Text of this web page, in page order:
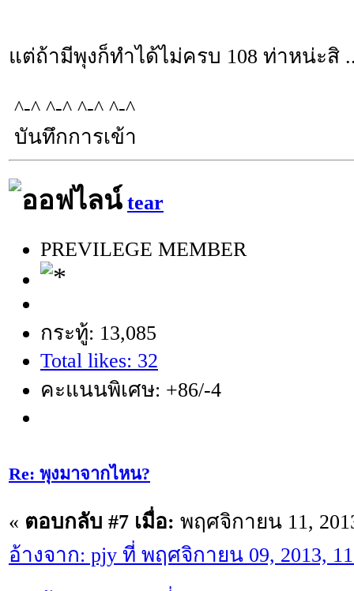
แต่ถ้ามีพุงก็ทำได้ไม่ครบ 108 ท่าหน่ะสิ
^-^ ^-^ ^-^ ^-^
บันทึกการเข้า
tear
PREVILEGE MEMBER
กระทู้: 13,085
Total likes: 32
คะแนนพิเศษ: +86/-4
Re: พุงมาจากไหน?
« ตอบกลับ #7 เมื่อ: พฤศจิกายน 11,
อ้างจาก: pjy ที่ พฤศจิกายน 09, 2013,